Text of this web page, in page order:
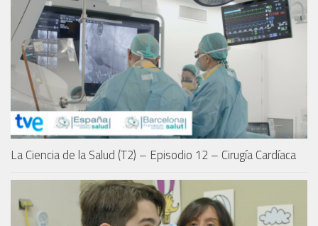
La Ciencia de la Salud (T2) – Episodio 12 – Cirugía Cardíaca